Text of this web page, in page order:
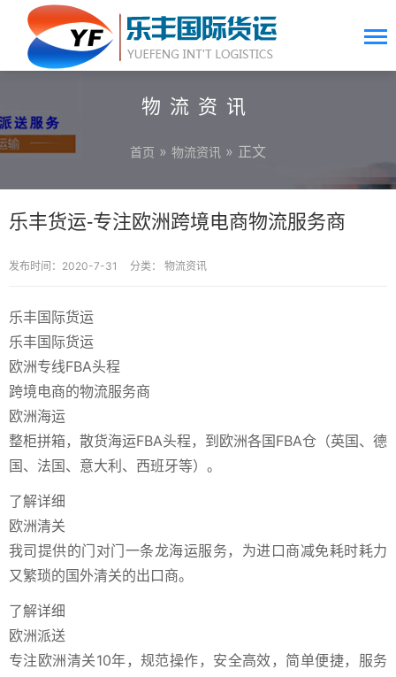
物流资讯
首页 » 物流资讯 » 正文
乐丰货运-专注欧洲跨境电商物流服务商
发布时间：2020-7-31 分类： 物流资讯
乐丰国际货运
乐丰国际货运
欧洲专线FBA头程
跨境电商的物流服务商
欧洲海运
整柜拼箱，散货海运FBA头程，到欧洲各国FBA仓（英国、德
国、法国、意大利、西班牙等）。
了解详细
欧洲清关
我司提供的门对门一条龙海运服务，为进口商减免耗时耗力
又繁琐的国外清关的出口商。
了解详细
欧洲派送
专注欧洲清关10年，规范操作，安全高效，简单便捷，服务